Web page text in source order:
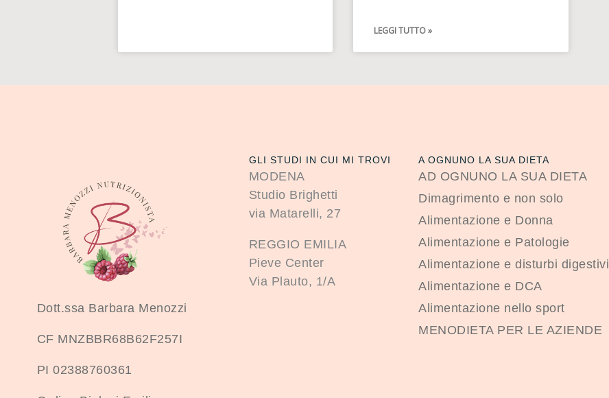
LEGGI TUTTO »
Dott.ssa Barbara Menozzi
CF MNZBBR68B62F257I
PI 02388760361
GLI STUDI IN CUI MI TROVI
MODENA
Studio Brighetti
via Matarelli, 27
REGGIO EMILIA
Pieve Center
Via Plauto, 1/A
A OGNUNO LA SUA DIETA
AD OGNUNO LA SUA DIETA
Dimagrimento e non solo
Alimentazione e Donna
Alimentazione e Patologie
Alimentazione e disturbi digestivi
Alimentazione e DCA
Alimentazione nello sport
MENODIETA PER LE AZIENDE